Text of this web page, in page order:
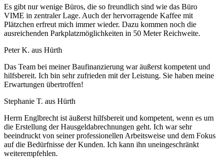
Es gibt nur wenige Büros, die so freundlich sind wie das Büro
VIME in zentraler Lage. Auch der hervorragende Kaffee mit
Plätzchen erfreut mich immer wieder. Dazu kommen noch die
ausreichenden Parkplatzmöglichkeiten in 50 Meter Reichweite.
Peter K. aus Hürth
Das Team bei meiner Baufinanzierung war äußerst kompetent und
hilfsbereit. Ich bin sehr zufrieden mit der Leistung. Sie haben meine
Erwartungen übertroffen!
Stephanie T. aus Hürth
Herrn Englbrecht ist äußerst hilfsbereit und kompetent, wenn es um
die Erstellung der Hausgeldabrechnungen geht. Ich war sehr
beeindruckt von seiner professionellen Arbeitsweise und dem Fokus
auf die Bedürfnisse der Kunden. Ich kann ihn uneingeschränkt
weiterempfehlen.